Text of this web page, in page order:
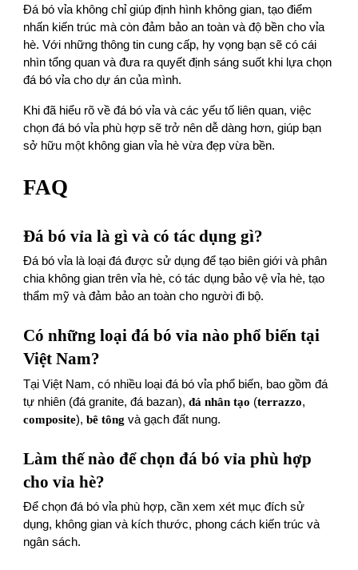
Đá bó vỉa không chỉ giúp định hình không gian, tạo điểm
nhấn kiến trúc mà còn đảm bảo an toàn và độ bền cho vỉa
hè. Với những thông tin cung cấp, hy vọng bạn sẽ có cái
nhìn tổng quan và đưa ra quyết định sáng suốt khi lựa chọn
đá bó vỉa cho dự án của mình.
Khi đã hiểu rõ về đá bó vỉa và các yếu tố liên quan, việc
chọn đá bó vỉa phù hợp sẽ trở nên dễ dàng hơn, giúp bạn
sở hữu một không gian vỉa hè vừa đẹp vừa bền.
FAQ
Đá bó vỉa là gì và có tác dụng gì?
Đá bó vỉa là loại đá được sử dụng để tạo biên giới và phân
chia không gian trên vỉa hè, có tác dụng bảo vệ vỉa hè, tạo
thẩm mỹ và đảm bảo an toàn cho người đi bộ.
Có những loại đá bó vỉa nào phổ biến tại
Việt Nam?
Tại Việt Nam, có nhiều loại đá bó vỉa phổ biến, bao gồm đá
tự nhiên (đá granite, đá bazan),đá nhân tạo (terrazzo,
composite),bê tông và gạch đất nung.
Làm thế nào để chọn đá bó vỉa phù hợp
cho vỉa hè?
Để chọn đá bó vỉa phù hợp, cần xem xét mục đích sử
dụng, không gian và kích thước, phong cách kiến trúc và
ngân sách.